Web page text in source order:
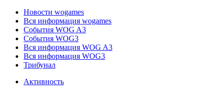
Новости wogames
Вся информация wogames
События WOG A3
События WOG3
Вся информация WOG A3
Вся информация WOG3
Трибунал
Активность